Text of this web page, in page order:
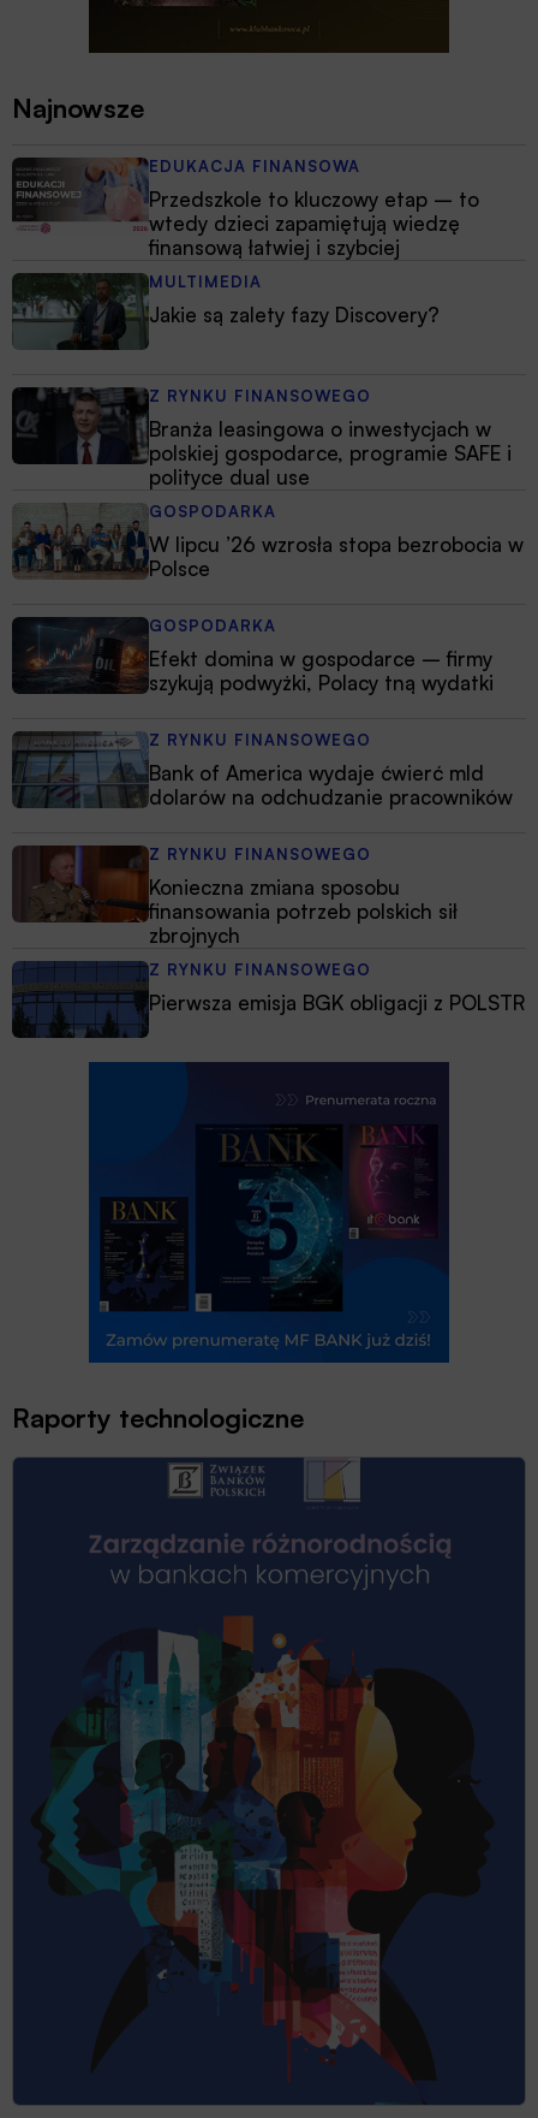
Najnowsze
EDUKACJA FINANSOWA
Przedszkole to kluczowy etap – to
wtedy dzieci zapamiętują wiedzę
finansową łatwiej i szybciej
MULTIMEDIA
Jakie są zalety fazy Discovery?
Z RYNKU FINANSOWEGO
Branża leasingowa o inwestycjach w
polskiej gospodarce, programie SAFE i
polityce dual use
GOSPODARKA
W lipcu ’26 wzrosła stopa bezrobocia w
Polsce
GOSPODARKA
Efekt domina w gospodarce – firmy
szykują podwyżki, Polacy tną wydatki
Z RYNKU FINANSOWEGO
Bank of America wydaje ćwierć mld
dolarów na odchudzanie pracowników
Z RYNKU FINANSOWEGO
Konieczna zmiana sposobu
finansowania potrzeb polskich sił
zbrojnych
Z RYNKU FINANSOWEGO
Pierwsza emisja BGK obligacji z POLSTR
Raporty technologiczne